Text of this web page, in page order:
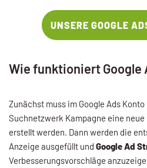
UNSERE GOOGLE
Wie funktioniert Google
Zunächst muss im Google Ads
Suchnetzwerk Kampagne eine
erstellt werden. Dann werden die
Anzeige ausgefüllt und Google Ad
Verbesserungsvorschläge